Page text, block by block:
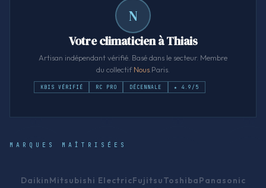
N
Votre climaticien à Thiais
Artisan indépendant vérifié. Basé dans le secteur. Membre
du collectifNous .Paris.
KBIS VÉRIFIÉ RC PRO DÉCENNALE ★ 4.9/5
MARQUES MAÎTRISÉES
DaikinMitsubishi ElectricFujitsuToshibaPanasonic